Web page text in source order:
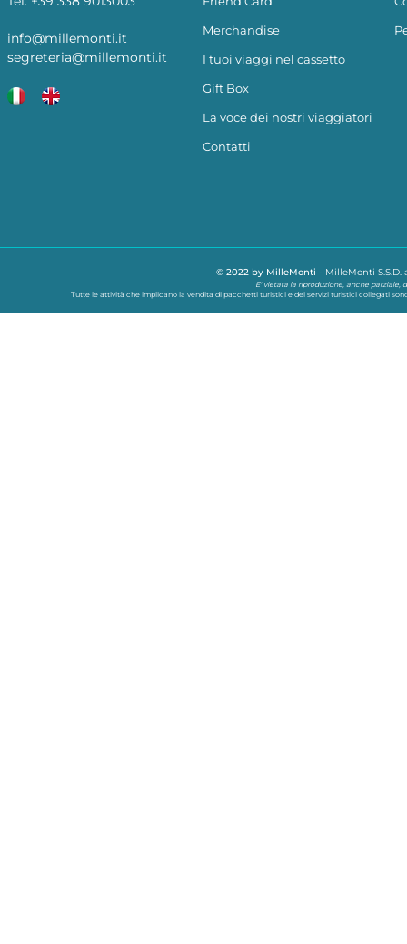
info@millemonti.it
segreteria@millemonti.it
Merchandise
I tuoi viaggi nel cassetto
Gift Box
La voce dei nostri viaggiatori
Contatti
© 2022 by MilleMonti - MilleMonti S.S.D.
E' vietata la riproduzione, anche
Tutte le attività che implicano la vendita di pacchetti turistici e dei servizi turistici collegati